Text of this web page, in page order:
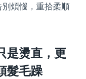
煩惱，重拾柔順
是燙直，更
髮毛躁